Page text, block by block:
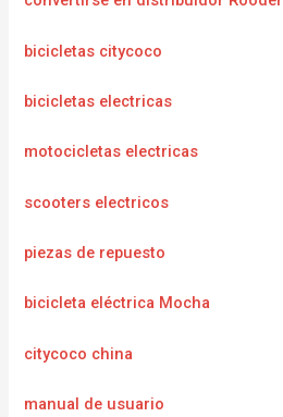
bicicletas citycoco
bicicletas electricas
motocicletas electricas
scooters electricos
piezas de repuesto
bicicleta eléctrica Mocha
citycoco china
manual de usuario